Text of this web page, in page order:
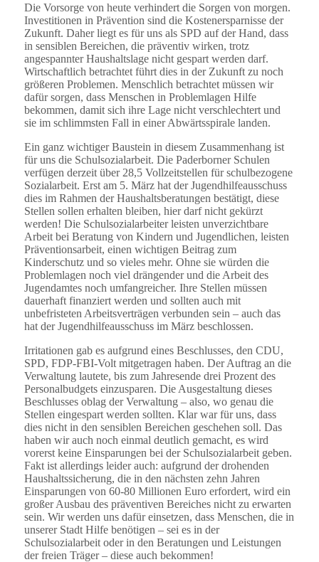
Die Vorsorge von heute verhindert die Sorgen von morgen.
Investitionen in Prävention sind die Kostenersparnisse der
Zukunft. Daher liegt es für uns als SPD auf der Hand, dass
in sensiblen Bereichen, die präventiv wirken, trotz
angespannter Haushaltslage nicht gespart werden darf.
Wirtschaftlich betrachtet führt dies in der Zukunft zu noch
größeren Problemen. Menschlich betrachtet müssen wir
dafür sorgen, dass Menschen in Problemlagen Hilfe
bekommen, damit sich ihre Lage nicht verschlechtert und
sie im schlimmsten Fall in einer Abwärtsspirale landen.
Ein ganz wichtiger Baustein in diesem Zusammenhang ist
für uns die Schulsozialarbeit. Die Paderborner Schulen
verfügen derzeit über 28,5 Vollzeitstellen für schulbezogene
Sozialarbeit. Erst am 5. März hat der Jugendhilfeausschuss
dies im Rahmen der Haushaltsberatungen bestätigt, diese
Stellen sollen erhalten bleiben, hier darf nicht gekürzt
werden! Die Schulsozialarbeiter leisten unverzichtbare
Arbeit bei Beratung von Kindern und Jugendlichen, leisten
Präventionsarbeit, einen wichtigen Beitrag zum
Kinderschutz und so vieles mehr. Ohne sie würden die
Problemlagen noch viel drängender und die Arbeit des
Jugendamtes noch umfangreicher. Ihre Stellen müssen
dauerhaft finanziert werden und sollten auch mit
unbefristeten Arbeitsverträgen verbunden sein – auch das
hat der Jugendhilfeausschuss im März beschlossen.
Irritationen gab es aufgrund eines Beschlusses, den CDU,
SPD, FDP-FBI-Volt mitgetragen haben. Der Auftrag an die
Verwaltung lautete, bis zum Jahresende drei Prozent des
Personalbudgets einzusparen. Die Ausgestaltung dieses
Beschlusses oblag der Verwaltung – also, wo genau die
Stellen eingespart werden sollten. Klar war für uns, dass
dies nicht in den sensiblen Bereichen geschehen soll. Das
haben wir auch noch einmal deutlich gemacht, es wird
vorerst keine Einsparungen bei der Schulsozialarbeit geben.
Fakt ist allerdings leider auch: aufgrund der drohenden
Haushaltssicherung, die in den nächsten zehn Jahren
Einsparungen von 60-80 Millionen Euro erfordert, wird ein
großer Ausbau des präventiven Bereiches nicht zu erwarten
sein. Wir werden uns dafür einsetzen, dass Menschen, die in
unserer Stadt Hilfe benötigen – sei es in der
Schulsozialarbeit oder in den Beratungen und Leistungen
der freien Träger – diese auch bekommen!